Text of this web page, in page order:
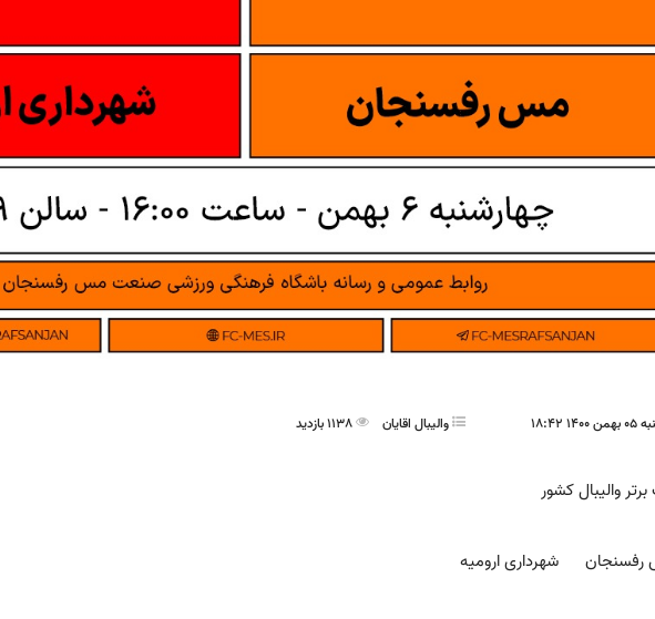
18:42 واليبال اقايان 1138 بازدید
والیبال کشور
شهرداری ارومیه